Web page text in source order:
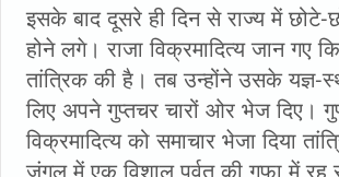
इसके बाद दूसरे ही दिन से राज्य में छोटे-
होने लगे। राजा विक्रमादित्य जान गए
तांत्रिक की है। तब उन्होंने उसके
लिए अपने गुप्तचर चारों ओर भेज दिए।
विक्रमादित्य को समाचार भेजा दिया
जंगल में एक विशाल पर्वत की गुफा में रह